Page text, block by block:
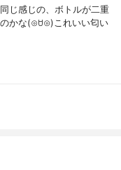
じ感じの、ボトルが二重
かな(⊙ꇴ⊙)これいい匂い